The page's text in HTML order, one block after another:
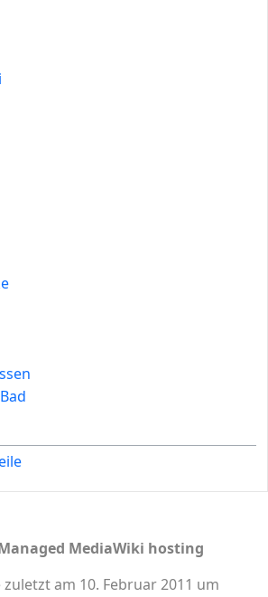
am 10. Februar 2011 um